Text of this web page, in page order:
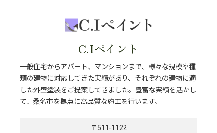
C.Iペイント
一般住宅からアパート、マンションまで、様々な規模や種
類の建物に対応してきた実績があり、それぞれの建物に適
した外壁塗装をご提案してきました。豊富な実績を活かし
て、桑名市を拠点に高品質な施工を行います。
〒511-1122